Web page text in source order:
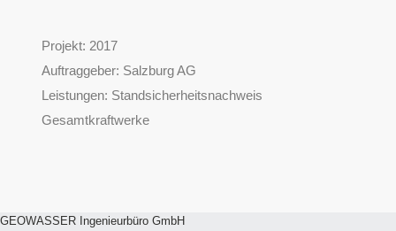
Projekt: 2017
Auftraggeber: Salzburg AG
Leistungen: Standsicherheitsnachweis
Gesamtkraftwerke
GEOWASSER Ingenieurbüro GmbH